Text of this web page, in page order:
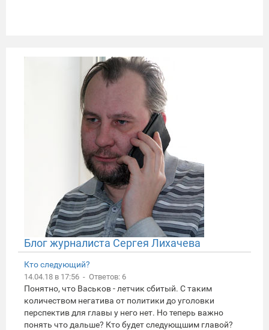
Блог журналиста Сергея Лихачева
Кто следующий?
14.04.18 в 17:56 - Ответов: 6
Понятно, что Васьков - летчик сбитый. С таким
количеством негатива от политики до уголовки
перспектив для главы у него нет. Но теперь важно
понять что дальше? Кто будет следующшим главой?